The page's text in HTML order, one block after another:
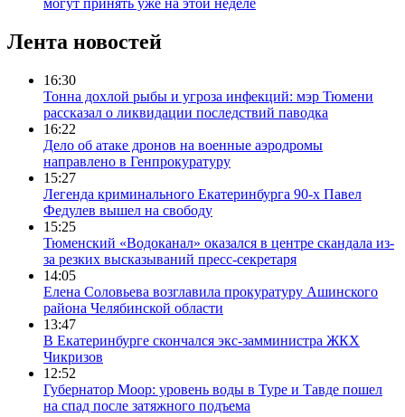
могут принять уже на этой неделе
Лента новостей
16:30
Тонна дохлой рыбы и угроза инфекций: мэр Тюмени
рассказал о ликвидации последствий паводка
16:22
Дело об атаке дронов на военные аэродромы
направлено в Генпрокуратуру
15:27
Легенда криминального Екатеринбурга 90-х Павел
Федулев вышел на свободу
15:25
Тюменский «Водоканал» оказался в центре скандала из-
за резких высказываний пресс-секретаря
14:05
Елена Соловьева возглавила прокуратуру Ашинского
района Челябинской области
13:47
В Екатеринбурге скончался экс-замминистра ЖКХ
Чикризов
12:52
Губернатор Моор: уровень воды в Туре и Тавде пошел
на спад после затяжного подъема